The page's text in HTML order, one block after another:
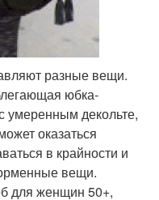
разные вещи.
юбка-
умеренным декольте,
оказаться
в крайности и
вещи.
для женщин 50+,